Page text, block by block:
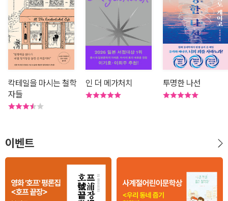
칵테일을 마시는 철학
자들
인 더 메가처치 투명한 나선
이벤트